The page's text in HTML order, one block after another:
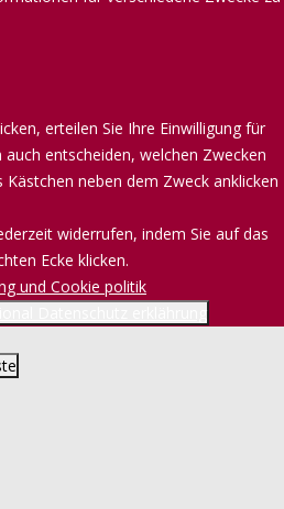
erteilen Sie Ihre Einwilligung für
entscheiden, welchen Zwecken
neben dem Zweck anklicken
widerrufen, indem Sie auf das
Ecke klicken.
und Cookie politik